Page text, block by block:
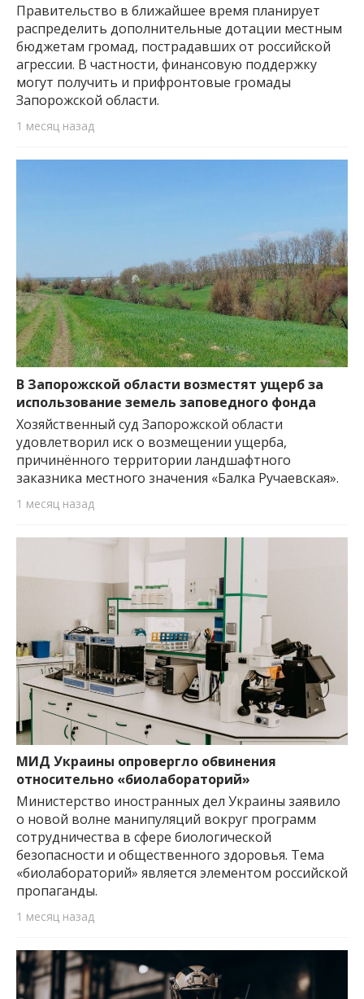
Правительство в ближайшее время планирует
распределить дополнительные дотации местным
бюджетам громад, пострадавших от российской
агрессии. В частности, финансовую поддержку
могут получить и прифронтовые громады
Запорожской области.
1 месяц назад
В Запорожской области возместят ущерб за
использование земель заповедного фонда
Хозяйственный суд Запорожской области
удовлетворил иск о возмещении ущерба,
причинённого территории ландшафтного
заказника местного значения «Балка Ручаевская».
1 месяц назад
МИД Украины опровергло обвинения
относительно «биолабораторий»
Министерство иностранных дел Украины заявило
о новой волне манипуляций вокруг программ
сотрудничества в сфере биологической
безопасности и общественного здоровья. Тема
«биолабораторий» является элементом российской
пропаганды.
1 месяц назад